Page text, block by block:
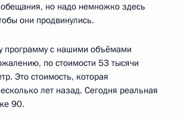
но надо немножко здесь
они продвинулись.
программу с нашими объёмами
по стоимости 53 тысячи
Это стоимость, которая
лет назад. Сегодня реальная
90.